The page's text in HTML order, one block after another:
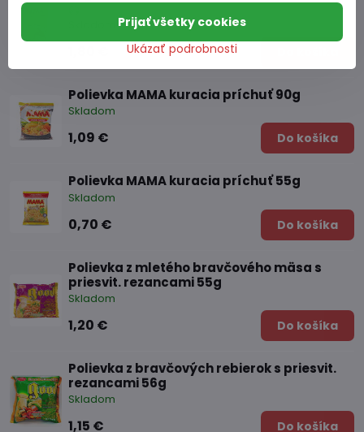
Polievka MAMA kuracia príchuť 90g
Skladom
1,09 € Do košíka
Polievka MAMA kuracia príchuť 55g
Skladom
0,70 € Do košíka
Polievka z mletého bravčového mäsa s
priesvit. rezancami 55g
Skladom
1,20 € Do košíka
Polievka z bravčových rebierok s priesvit.
rezancami 56g
Skladom
1,15 € Do košíka
Ukázať podrobnosti
Prijať všetky cookies